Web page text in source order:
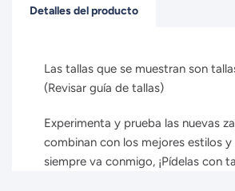
Detalles del producto
Las tallas que se muestran son
(Revisar guía de tallas)
Experimenta y prueba las nuevas
combinan con los mejores estilos
siempre va conmigo, ¡Pídelas con